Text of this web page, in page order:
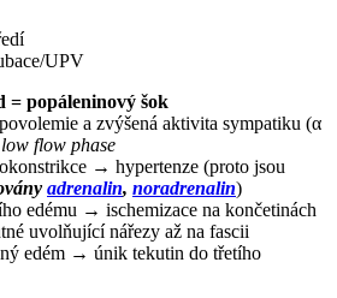
UPV
= popáleninový šok
a zvýšená aktivita sympatiku (α
low flow phase
→ hypertenze (proto jsou
adrenalin, noradrenalin)
edému → ischemizace na končetinách
uvolňující nářezy až na fascii
edém → únik tekutin do třetího